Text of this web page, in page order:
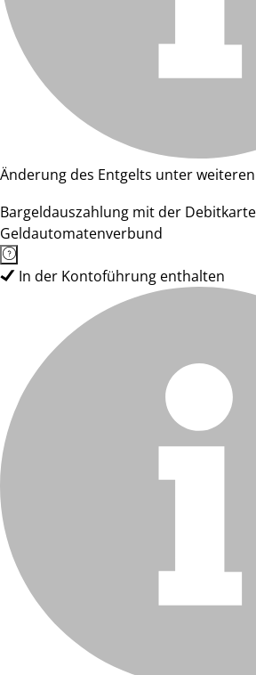
Änderung des Entgelts unter
Bargeldauszahlung mit der
Geldautomatenverbund
In der Kontoführung enthalten